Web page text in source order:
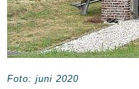
Foto: juni 2020